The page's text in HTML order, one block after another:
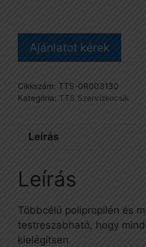
Ajánlatot kérek
Cikkszám: TTS-0R003130
Kategória: TTS Szervízkocsik
Leírás
Leírás
Többcélú polipropilén és
testreszabható, hogy
kielégítsen